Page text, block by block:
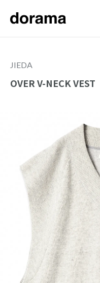
JIEDA
OVER V-NECK